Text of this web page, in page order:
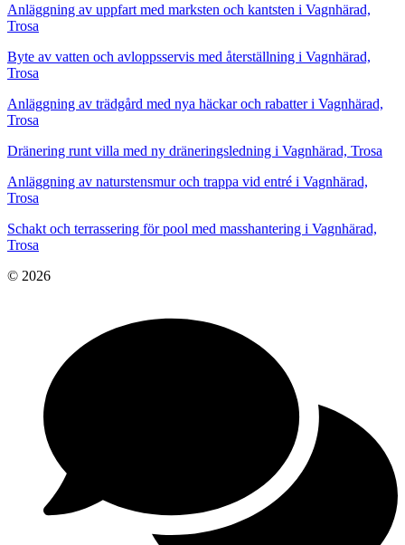
Anläggning av uppfart med marksten och kantsten i Vagnhärad,
Trosa
Byte av vatten och avloppsservis med återställning i Vagnhärad,
Trosa
Anläggning av trädgård med nya häckar och rabatter i Vagnhärad,
Trosa
Dränering runt villa med ny dräneringsledning i Vagnhärad, Trosa
Anläggning av naturstensmur och trappa vid entré i Vagnhärad,
Trosa
Schakt och terrassering för pool med masshantering i Vagnhärad,
Trosa
© 2026